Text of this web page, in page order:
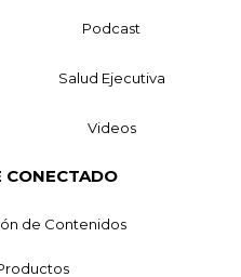
Podcast
Salud Ejecutiva
Videos
CONECTADO
de Contenidos